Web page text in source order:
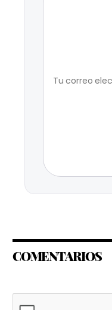
COMENTARIOS